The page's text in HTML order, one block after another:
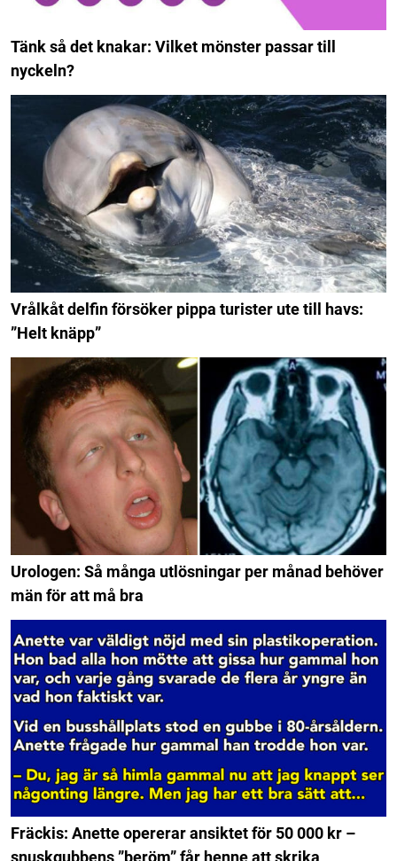
Tänk så det knakar: Vilket mönster passar till
nyckeln?
Vrålkåt delfin försöker pippa turister ute till havs:
”Helt knäpp”
Urologen: Så många utlösningar per månad behöver
män för att må bra
Fräckis: Anette opererar ansiktet för 50 000 kr –
snuskgubbens ”beröm” får henne att skrika